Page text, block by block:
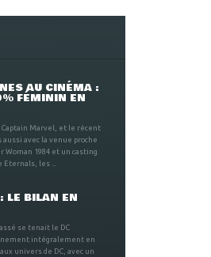
AU CINÉMA :
FÉMININ EN
Captain Marvel, et le récent
avec la venue proche
Woman 1984 et un casting
les ...
LE BILAN EN
se tenait le DC
intégralement en
univers de DC, avec un